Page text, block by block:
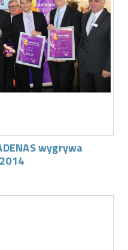
wygrywa